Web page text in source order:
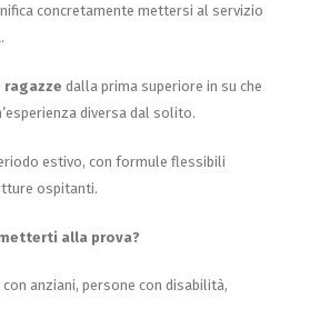
concretamente mettersi al servizio
ragazze dalla prima superiore in su che
diversa dal solito.
estivo, con formule flessibili
ospitanti.
alla prova?
anziani, persone con disabilità,